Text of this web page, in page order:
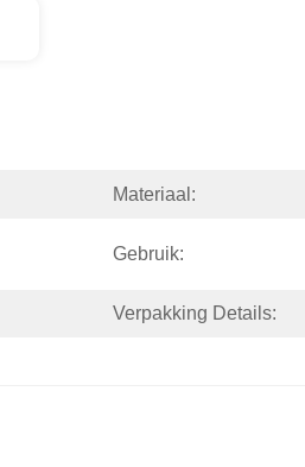
Materiaal:
Gebruik:
Verpakking Details: